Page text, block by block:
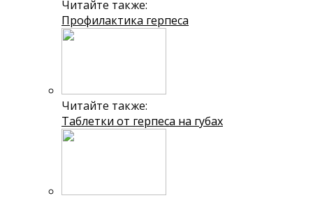
Читайте также:
Профилактика герпеса
Читайте также:
Таблетки от герпеса на губах